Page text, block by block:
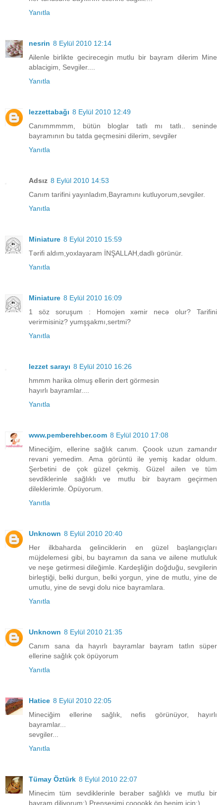
Yanıtla
nesrin 8 Eylül 2010 12:14
Ailenle birlikte gecirecegin mutlu bir bayram dilerim Mine
ablacigim, Sevgiler....
Yanıtla
lezzettabağı 8 Eylül 2010 12:49
Canımmmmm, bütün bloglar tatlı mı tatlı.. seninde
bayramının bu tatda geçmesini dilerim, sevgiler
Yanıtla
Adsız 8 Eylül 2010 14:53
Canım tarifini yayınladım,Bayramını kutluyorum,sevgiler.
Yanıtla
Miniature 8 Eylül 2010 15:59
Tərifi aldım,yoxlayaram İNŞALLAH,dadlı görünür.
Yanıtla
Miniature 8 Eylül 2010 16:09
1 söz soruşum : Homojen xəmir necə olur? Tarifini
verirmisiniz? yumşşakmı,sertmi?
Yanıtla
lezzet sarayı 8 Eylül 2010 16:26
hmmm harika olmuş ellerin dert görmesin
hayırlı bayramlar....
Yanıtla
www.pemberehber.com 8 Eylül 2010 17:08
Mineciğim, ellerine sağlık canım. Çoook uzun zamandır
revani yemedim. Ama görüntü ile yemiş kadar oldum.
Şerbetini de çok güzel çekmiş. Güzel ailen ve tüm
sevdiklerinle sağlıklı ve mutlu bir bayram geçirmen
dileklerimle. Öpüyorum.
Yanıtla
Unknown 8 Eylül 2010 20:40
Her ilkbaharda gelinciklerin en güzel başlangıçları
müjdelemesi gibi, bu bayramın da sana ve ailene mutluluk
ve neşe getirmesi dileğimle. Kardeşliğin doğduğu, sevgilerin
birleştiği, belki durgun, belki yorgun, yine de mutlu, yine de
umutlu, yine de sevgi dolu nice bayramlara.
Yanıtla
Unknown 8 Eylül 2010 21:35
Canım sana da hayırlı bayramlar bayram tatlın süper
ellerine sağlık çok öpüyorum
Yanıtla
Hatice 8 Eylül 2010 22:05
Mineciğim ellerine sağlık, nefis görünüyor, hayırlı
bayramlar...
sevgiler...
Yanıtla
Tümay Öztürk 8 Eylül 2010 22:07
Minecim tüm sevdiklerinle beraber sağlıklı ve mutlu bir
bayram diliyorum:) Prensesimi çooookk öp benim için:)